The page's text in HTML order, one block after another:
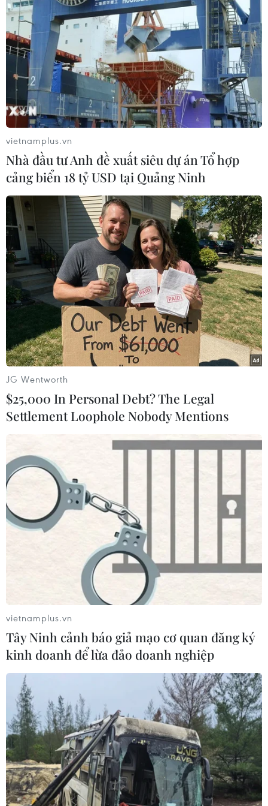
Gia tăng các vụ bắt nạt học đường
trực tuyến tại Mỹ
28/07/2019 22:30
Theo khảo sát mới nhất của Bộ Giáo dục Mỹ, các vụ bắt
nạt học đường trực tuyến đã gia tăng mạnh trong thời
gian gần đây, cho thấy mức độ nghiêm trọng mới của
nạn bạo lực học đường.
21% thanh thiếu niên Việt Nam từng bị bắt
nạt trên mạng internet
04/09/2019 09:31
Theo kết quả khảo sát do UNICEF vừa công bố, 21%
thanh thiếu niên Việt Nam tham gia khảo sát cho biết họ
là đã từng là nạn nhân của tệ bắt nạt trên mạng.
vietnamplus.vn
Nhà đầu tư Anh đề xuất siêu dự án Tổ hợp
cảng biển 18 tỷ USD tại Quảng Ninh
JG Wentworth
$25,000 In Personal Debt? The Legal
Settlement Loophole Nobody Mentions
vietnamplus.vn
Tây Ninh cảnh báo giả mạo cơ quan đăng ký
kinh doanh để lừa đảo doanh nghiệp